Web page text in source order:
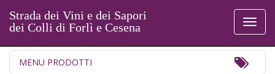
Strada dei Vini e dei Sapori
dei Colli di Forlì e Cesena
MENU PRODOTTI